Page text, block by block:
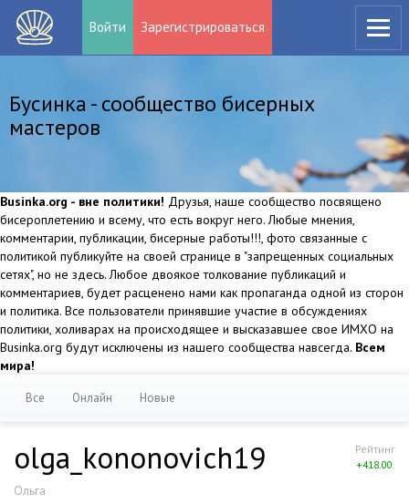
Войти Зарегистрироваться
Бусинка - сообщество бисерных
мастеров
Businka.org - вне политики! Друзья, наше сообщество посвящено
бисероплетению и всему, что есть вокруг него. Любые мнения,
комментарии, публикации, бисерные работы!!!, фото связанные с
политикой публикуйте на своей странице в "запрещенных социальных
сетях", но не здесь. Любое двоякое толкование публикаций и
комментариев, будет расценено нами как пропаганда одной из сторон
и политика. Все пользователи принявшие участие в обсуждениях
политики, холиварах на происходящее и высказавшее свое ИМХО на
Businka.org будут исключены из нашего сообщества навсегда. Всем
мира!
Все Онлайн Новые
Рейтинг
+418.00
olga_kononovich19
Ольга